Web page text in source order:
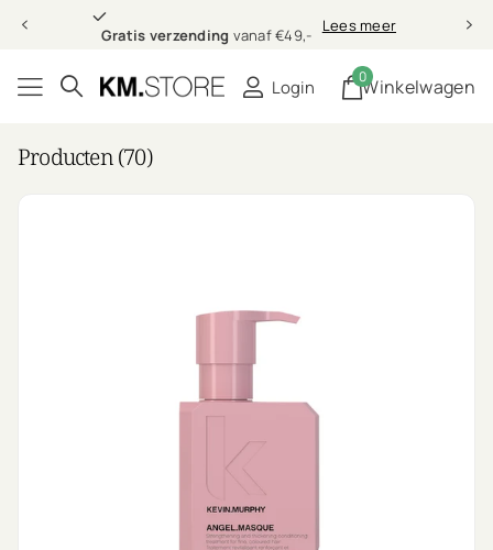
Gratis verzending vanaf €49,- Lees meer
Login Winkelwagen
0
Producten (70)